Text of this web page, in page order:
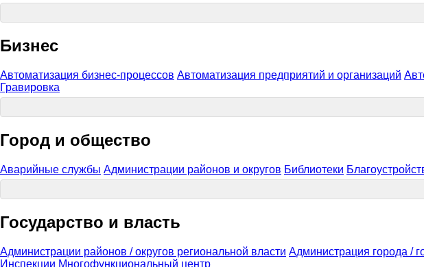
Бизнес
Автоматизация бизнес-процессов Автоматизация предприятий и организаций
Гравировка
Город и общество
Аварийные службы Администрации районов и округов Библиотеки
Государство и власть
Администрации районов / округов региональной власти Администрация города /
Инспекции Многофункциональный центр